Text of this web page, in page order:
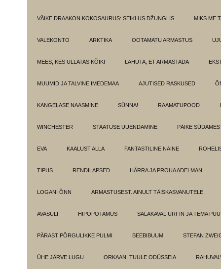
VÄIKE DRAAKON KOKOSAURUS: SEIKLUS DŽUNGLIS MIKS ME
VALEKONTO ARKTIKA OOTAMATU ARMASTUS
MEES, KES ÜLLATAS KÕIKI LAHUTA, ET ARMASTADA
MUUMID JA TALVINE IMEDEMAA AJUTISED RASKUSED
KANGELASE NAASMINE SÜNNA! RAAMATUPOOD
WINCHESTER STAATUSE UUENDAMINE PÄIKE SÜDAMES
EVA KAALUST ALLA FANTASTILINE NAINE
TIPUS RENDILAPSED HÄRRA JA PROUA ADELMAN
LOGANI ÕNN ARMASTUSEST. AINULT TÄISKASVANUTELE.
AVASÜLI HIPOPOTAMUS SALAKAVAL URFIN JA TEMA
PÄRAST PÕRGULIKKE PULMI BEEBIBUUM STEFAN
ÜHE JÄRVE LUGU ORKAAN. TUULE ODÜSSEIA